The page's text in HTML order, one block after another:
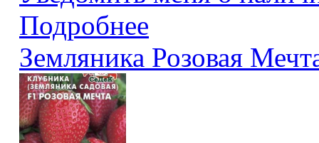
Подробнее
Земляника Розовая